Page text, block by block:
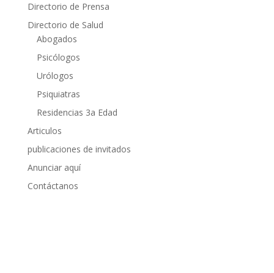
Directorio de Prensa
Directorio de Salud
Abogados
Psicólogos
Urólogos
Psiquiatras
Residencias 3a Edad
Articulos
publicaciones de invitados
Anunciar aquí
Contáctanos